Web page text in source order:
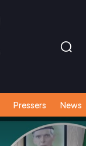
Pressers News